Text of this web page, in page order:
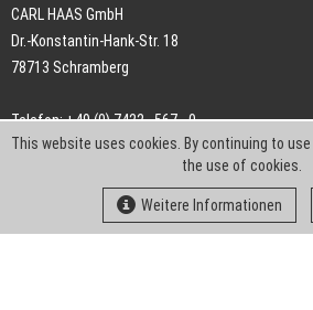
CARL HAAS GmbH
Dr.-Konstantin-Hank-Str. 18
78713 Schramberg
Telefon: +49 (0) 7422 . 567 - 0
Telefax: +49 (0) 7422 . 567 - 239
info-ch@kern-liebers.com
This website uses cookies. By continuing to
the use of cookies.
Weitere Informationen